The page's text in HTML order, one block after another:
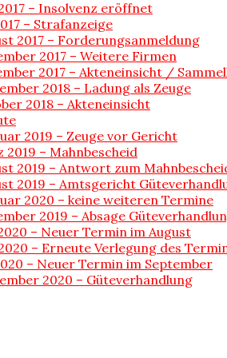
– Insolvenz eröffnet
– Strafanzeige
2017 – Forderungsanmeldung
2017 – Weitere Firmen
2017 – Akteneinsicht /
2018 – Ladung als Zeuge
2018 – Akteneinsicht
2019 – Zeuge vor Gericht
2019 – Mahnbescheid
2019 – Antwort zum
2019 – Amtsgericht
2020 – keine weiteren Termine
2019 – Absage
– Neuer Termin im August
– Erneute Verlegung des
– Neuer Termin im September
2020 – Güteverhandlung